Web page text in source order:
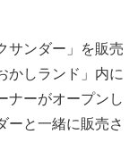
サンダー」を販売
かしランド」内に
ナーがオープンし
ーと一緒に販売さ